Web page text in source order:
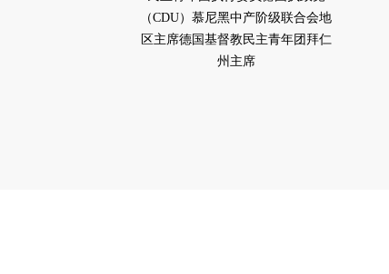
（CDU）慕尼黑中产阶级联合会地
区主席德国基督教民主青年团拜仁
州主席